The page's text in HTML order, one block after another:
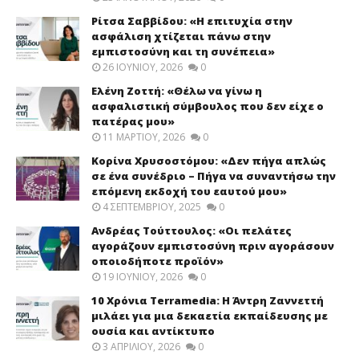
Ρίτσα Σαββίδου: «Η επιτυχία στην
ασφάλιση χτίζεται πάνω στην
εμπιστοσύνη και τη συνέπεια»
26 ΙΟΥΝΊΟΥ, 2026 0
Ελένη Ζοττή: «Θέλω να γίνω η
ασφαλιστική σύμβουλος που δεν είχε ο
πατέρας μου»
11 ΜΑΡΤΊΟΥ, 2026 0
Κορίνα Χρυσοστόμου: «Δεν πήγα απλώς
σε ένα συνέδριο – Πήγα να συναντήσω την
επόμενη εκδοχή του εαυτού μου»
4 ΣΕΠΤΕΜΒΡΊΟΥ, 2025 0
Ανδρέας Τούττουλος: «Οι πελάτες
αγοράζουν εμπιστοσύνη πριν αγοράσουν
οποιοδήποτε προϊόν»
19 ΙΟΥΝΊΟΥ, 2026 0
10 Χρόνια Terramedia: Η Άντρη Ζαννεττή
μιλάει για μια δεκαετία εκπαίδευσης με
ουσία και αντίκτυπο
3 ΑΠΡΙΛΊΟΥ, 2026 0